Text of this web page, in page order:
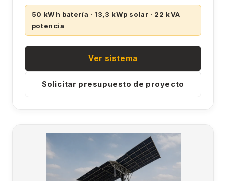
50 kWh batería · 13,3 kWp solar · 22 kVA
potencia
Ver sistema
Solicitar presupuesto de proyecto